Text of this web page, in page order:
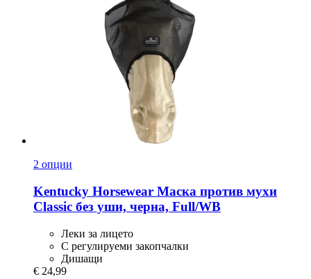
2 опции
Kentucky Horsewear Маска против мухи
Classic без уши, черна, Full/WB
Леки за лицето
С регулируеми закопчалки
Дишащи
€ 24,99